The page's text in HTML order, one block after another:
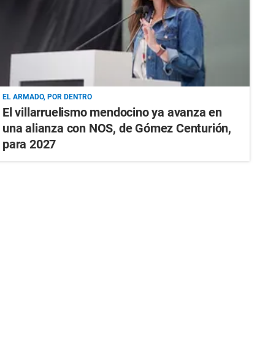
EL ARMADO, POR DENTRO
El villarruelismo mendocino ya avanza en
una alianza con NOS, de Gómez Centurión,
para 2027